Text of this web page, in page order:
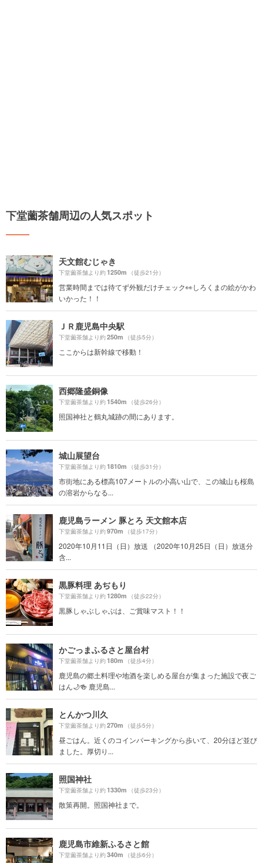
下堂薗茶舗周辺の人気スポット
天文館むじゃき
下堂薗茶舗より約1250m （徒歩21分）
営業時間までは待てず外観だけチェック👀しろくまの絵がかわ
いかった！！
ＪＲ鹿児島中央駅
下堂薗茶舗より約250m （徒歩5分）
ここからは新幹線で移動！
西郷隆盛銅像
下堂薗茶舗より約1540m （徒歩26分）
照国神社と鶴丸城跡の間にあります。
城山展望台
下堂薗茶舗より約1810m （徒歩31分）
市街地にある標高107メートルの小高い山で、この城山も桜島
の溶岩からなる...
鹿児島ラーメン 豚とろ 天文館本店
下堂薗茶舗より約970m （徒歩17分）
2020年10月11日（日）放送 （2020年10月25日（日）放送分
含...
黒豚料理 あぢもり
下堂薗茶舗より約1280m （徒歩22分）
黒豚しゃぶしゃぶは、ご賞味マスト！！
かごっまふるさと屋台村
下堂薗茶舗より約180m （徒歩4分）
鹿児島の郷土料理や地酒を楽しめる屋台が集まった施設で夜ご
はん🌙🍻 鹿児島...
とんかつ川久
下堂薗茶舗より約270m （徒歩5分）
昼ごはん。近くのコインパーキングから歩いて、20分ほど並び
ました。厚切り...
照国神社
下堂薗茶舗より約1330m （徒歩23分）
散策再開。照国神社まで。
鹿児島市維新ふるさと館
下堂薗茶舗より約340m （徒歩6分）